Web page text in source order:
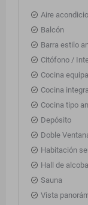
Aire
Balcón
Barra estilo
Citófono /
Cocina
Cocina integral
Cocina tipo
Depósito
Doble
Habitación
Hall de
Sauna
Vista